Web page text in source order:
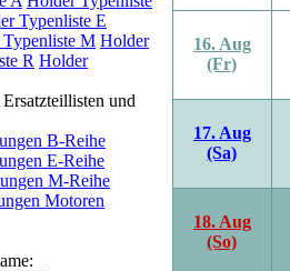
Typenliste E
M Holder
R Holder
und
B-Reihe
E-Reihe
M-Reihe
Motoren
16. Aug
(Fr)
17. Aug
(Sa)
18. Aug
(So)